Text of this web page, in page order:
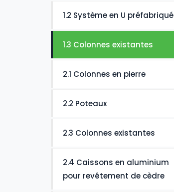
1.2 Système en U préfabriqué
1.3 Colonnes existantes
2.1 Colonnes en pierre
2.2 Poteaux
2.3 Colonnes existantes
2.4 Caissons en aluminium
pour revêtement de cèdre